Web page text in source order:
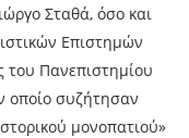
Σταθά, όσο και
Επιστημών
του Πανεπιστημίου
οποίο συζήτησαν
μονοπατιού»